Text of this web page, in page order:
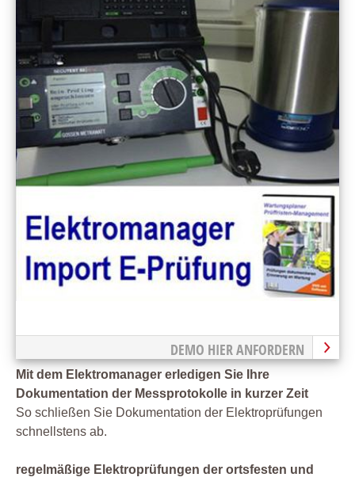
DEMO HIER ANFORDERN
Mit dem Elektromanager erledigen Sie Ihre
Dokumentation der Messprotokolle in kurzer Zeit
So schließen Sie Dokumentation der Elektroprüfungen
schnellstens ab.
regelmäßige Elektroprüfungen der ortsfesten und